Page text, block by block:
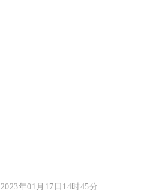
2023年01月17日14时45分